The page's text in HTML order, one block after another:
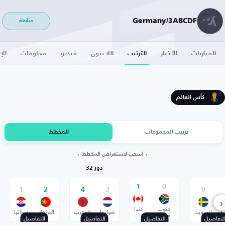
Germany/3ABCDF متابعة
المباريات الأخبار الترتيب اللاعبون فيديو معلومات
كأس العالم
ترتيب المجموعات المخطط
← اسحب لاستعراض المخطط →
دور 32
0
السويد
0
جنوب
أفريقيا
1
كندا
التفاصيل
3
هولندا
4
المغرب
التفاصيل
2
البرتغال
1
كرواتيا
التفاصيل
‹